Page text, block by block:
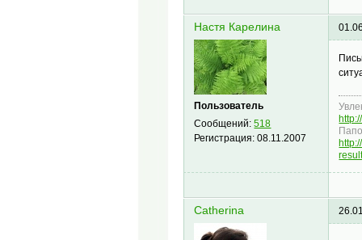
Настя Карелина
Пользователь
Сообщений:518
Регистрация:08.11.2007
Catherina